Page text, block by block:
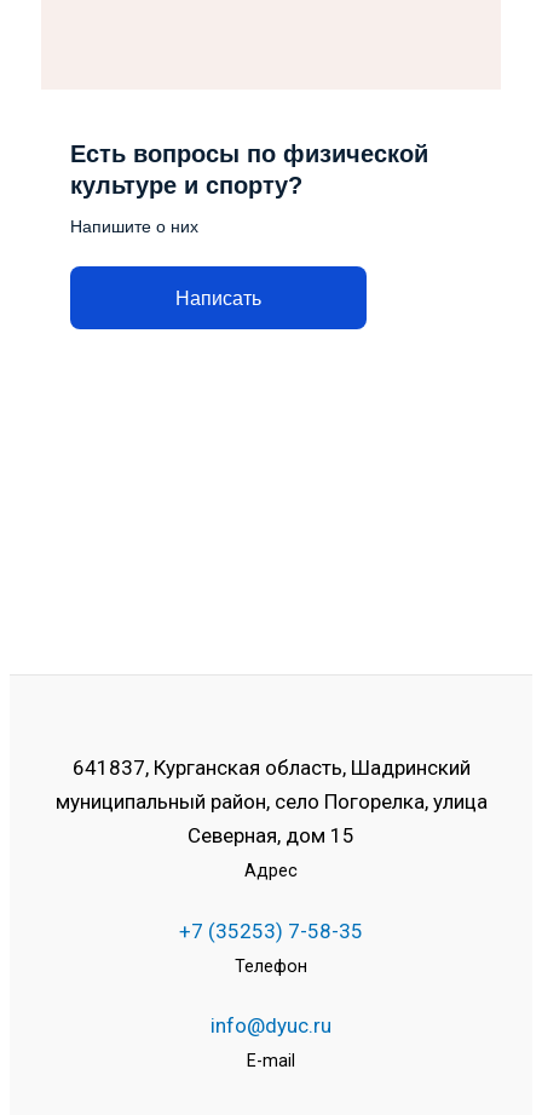
Есть вопросы по физической
культуре и спорту?
Напишите о них
Написать
641837, Курганская область, Шадринский
муниципальный район, село Погорелка, улица
Северная, дом 15
Адрес
+7 (35253) 7-58-35
Телефон
info@dyuc.ru
E-mail